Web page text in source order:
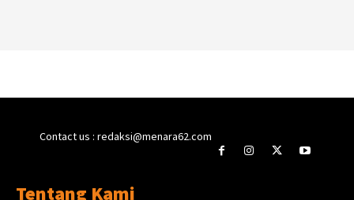
Contact us : redaksi@menara62.com
Tentang Kami